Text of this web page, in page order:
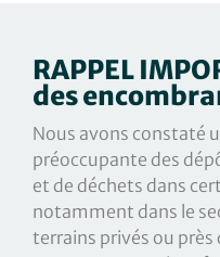
RAPPEL
des
Nous avons constaté
préoccupante des
et de déchets dans
notamment dans le
terrains privés ou